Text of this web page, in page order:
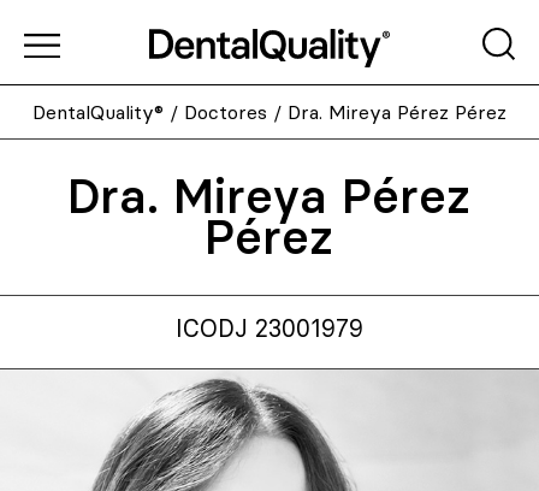
DentalQuality® / Doctores / Dra. Mireya Pérez Pérez
Dra. Mireya Pérez
Pérez
ICODJ 23001979